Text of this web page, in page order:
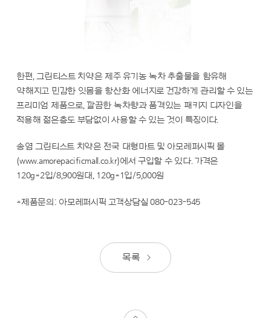
한편, 그린티스트 치약은 제주 유기농 녹차 추출물을 함유해
약해지고 민감한 잇몸을 항산화 에너지로 건강하게 관리할 수 있는
프리미엄 제품으로, 깔끔한 녹차향과 품격있는 패키지 디자인을
적용해 젊은층도 부담없이 사용할 수 있는 것이 특징이다.
송염 그린티스트 치약은 전국 대형마트 및 아모레퍼시픽 몰
(www.amorepacificmall.co.kr)에서 구입할 수 있다. 가격은
120g*2입/8,900원대, 120g*1입/5,000원
*제품문의: 아모레퍼시픽 고객상담실 080-023-545
목록